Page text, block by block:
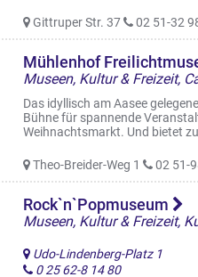
Gittruper Str. 37 02 51-32
Mühlenhof
Das idyllisch am Aasee
Bühne für spannende
Weihnachtsmarkt. Und bietet
Theo-Breider-Weg 1 02 51-
Rock`n`Popmuseum
Museen, Kultur & Freizeit,
Udo-Lindenberg-Platz 1
0 25 62-8 14 80